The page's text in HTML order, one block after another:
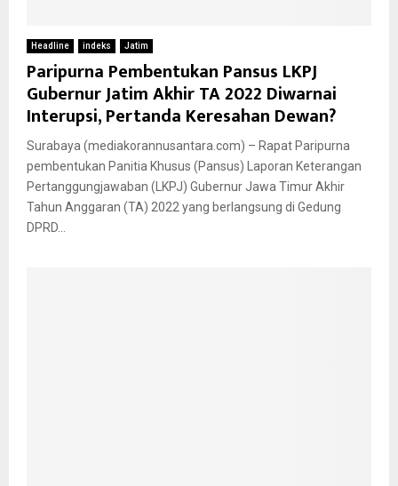
Headline indeks Jatim
Paripurna Pembentukan Pansus LKPJ
Gubernur Jatim Akhir TA 2022 Diwarnai
Interupsi, Pertanda Keresahan Dewan?
Surabaya (mediakorannusantara.com) – Rapat Paripurna
pembentukan Panitia Khusus (Pansus) Laporan Keterangan
Pertanggungjawaban (LKPJ) Gubernur Jawa Timur Akhir
Tahun Anggaran (TA) 2022 yang berlangsung di Gedung
DPRD...